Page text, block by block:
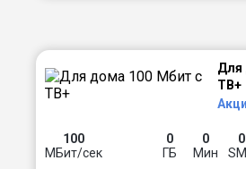
Для
ТВ+
100
МБит/сек
0
ГБ
0
Мин
0